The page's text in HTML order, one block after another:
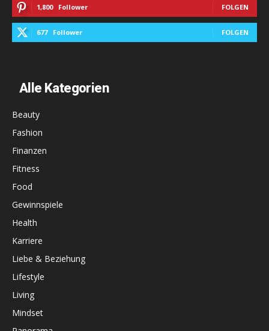
1,800 Follower FOLGEN
677 Follower FOLGEN
Alle Kategorien
Beauty
Fashion
Finanzen
Fitness
Food
Gewinnspiele
Health
Karriere
Liebe & Beziehung
Lifestyle
Living
Mindset